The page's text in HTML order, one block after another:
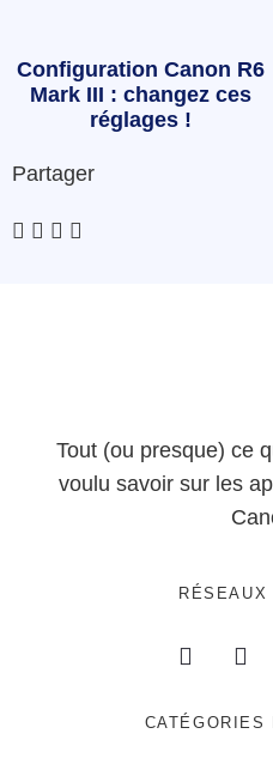
Configuration Canon R6
Mark III : changez ces
réglages !
Partager
Tout (ou presque) ce
voulu savoir sur les
RÉSEAUX
CATÉGORIES